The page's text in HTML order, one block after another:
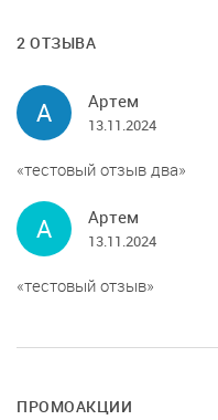
2 ОТЗЫВА
А Артем
13.11.2024
тестовый отзыв два
А Артем
13.11.2024
тестовый отзыв
ПРОМОАКЦИИ